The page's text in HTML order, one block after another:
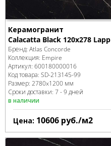
Керамогранит
Calacatta Black 120x278 Lapp
Бренд: Atlas Concorde
Коллекция: Empire
Артикул: 600180000016
Код товара: SD-213145-99
Размер: 2780x1200 мм
Сроки доставки: 7 - 9 дней
в наличии
Цена: 10606 руб./м2